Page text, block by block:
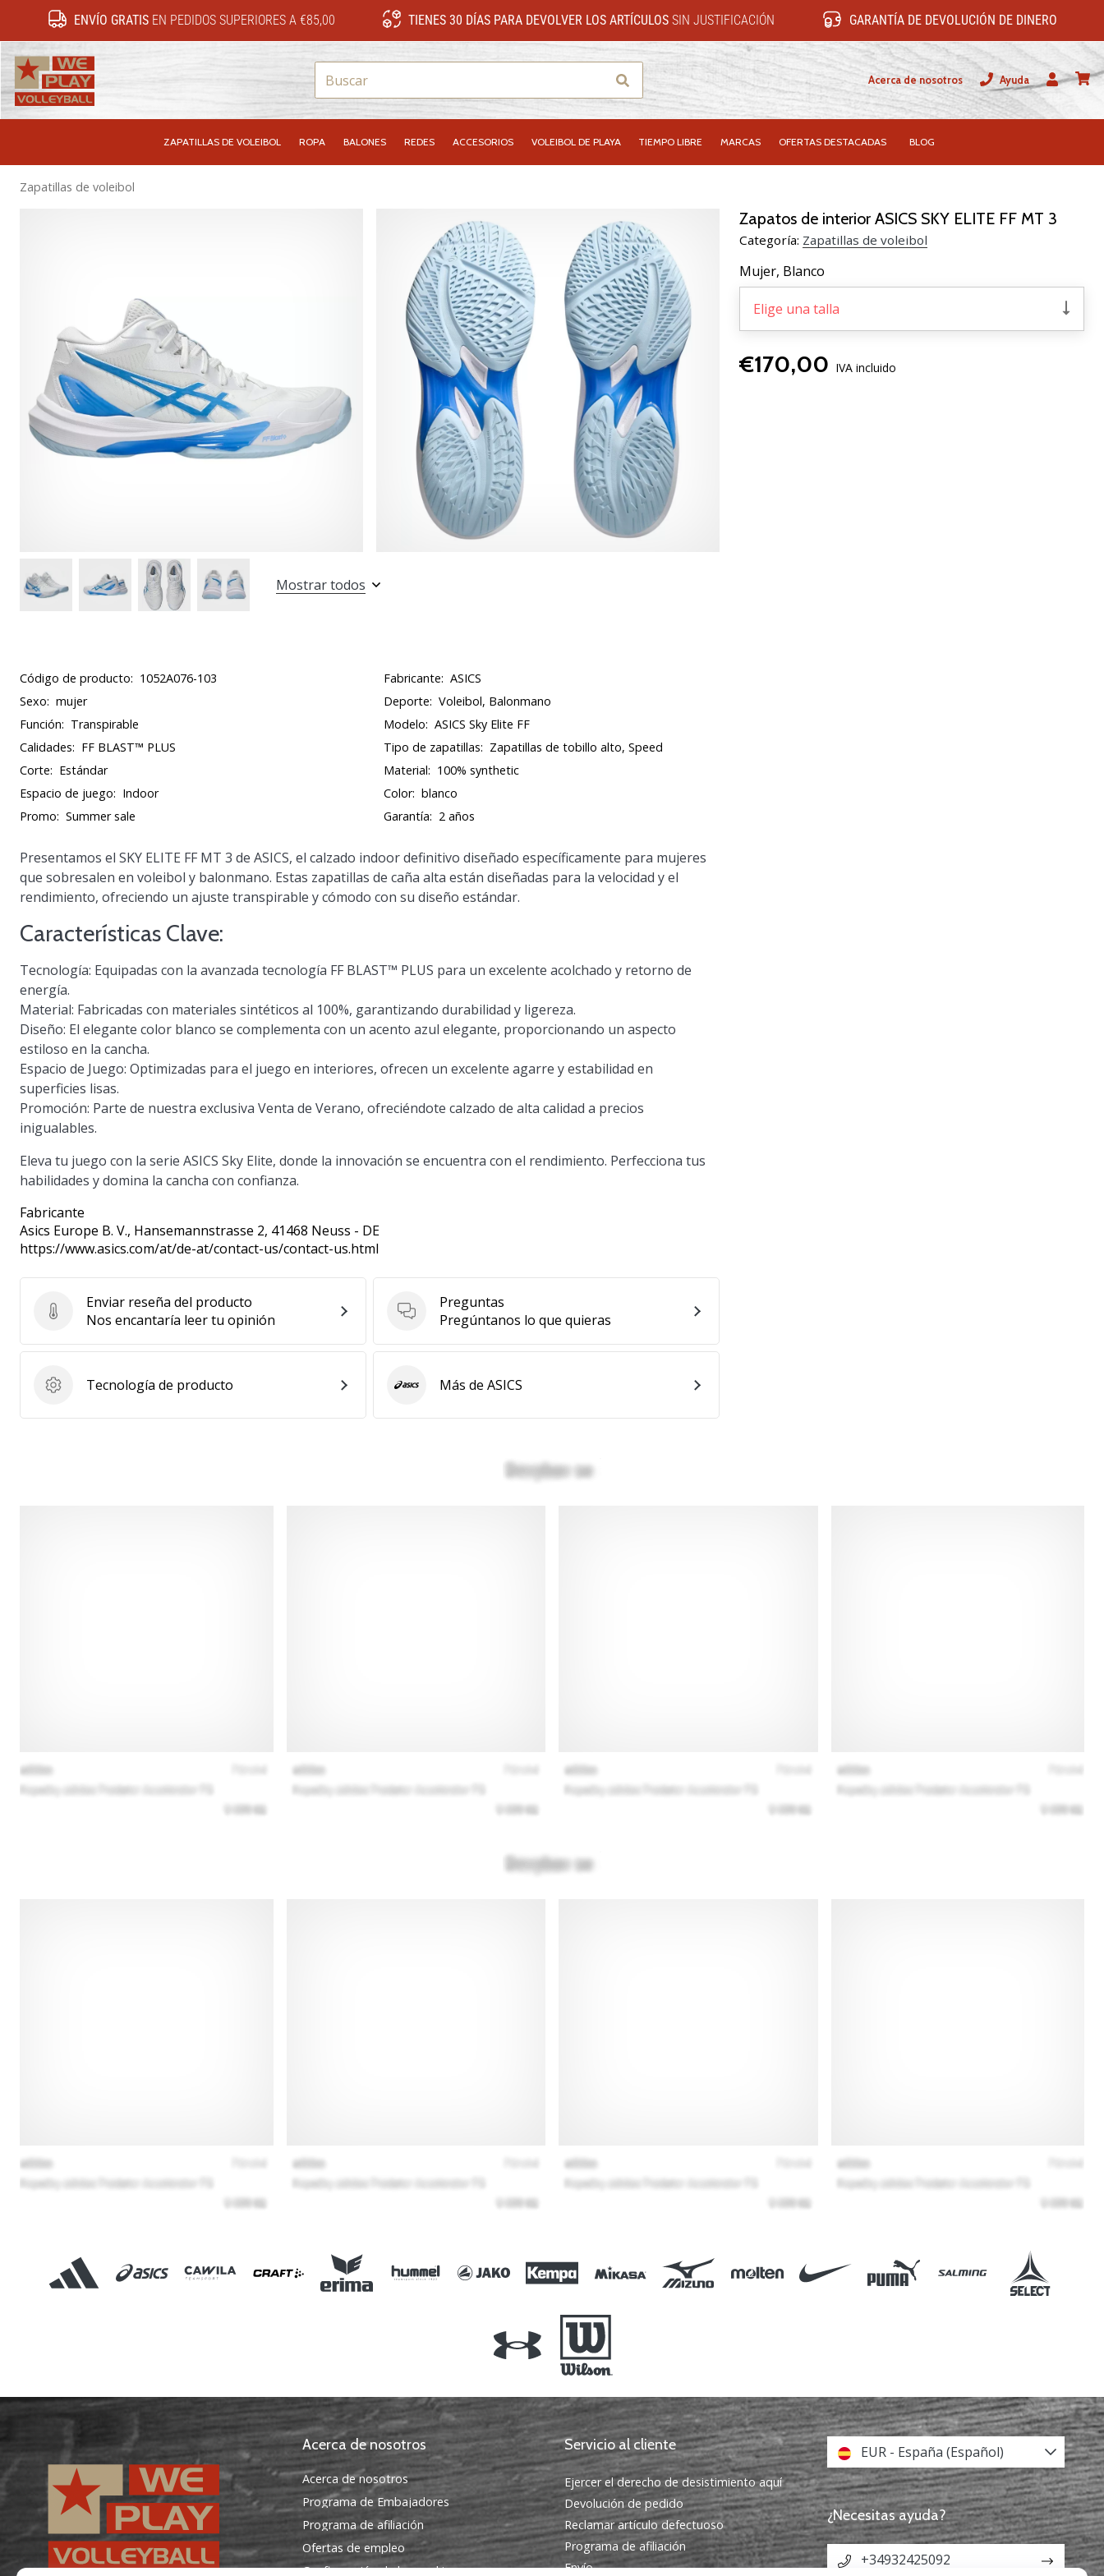
ENVÍO GRATISEN PEDIDOS SUPERIORES A €85,00 TIENES 30 DÍAS PARA DEVOLVER LOS ARTÍCULOS SIN JUSTIFICACIÓN GARANTÍA DE DEVOLUCIÓN DE DINERO
Buscar Acerca de nosotros
Ayuda
Usuario
ZAPATILLAS DE VOLEIBOL ROPA BALONES REDES ACCESORIOS VOLEIBOL DE PLAYA TIEMPO LIBRE MARCAS OFERTAS DESTACADAS BLOG
Zapatillas de voleibol
Zapatos de interior ASICS SKY ELITE FF MT 3
Categoría: Zapatillas de voleibol
Mujer, Blanco
Elige una talla
€170,00 IVA incluido
Mostrar todos
Código de producto: 1052A076-103 Fabricante: ASICS
Sexo: mujer Deporte: Voleibol, Balonmano
Función: Transpirable Modelo: ASICS Sky Elite FF
Calidades: FF BLAST™ PLUS Tipo de zapatillas: Zapatillas de tobillo alto, Speed
Corte: Estándar Material: 100% synthetic
Espacio de juego: Indoor Color: blanco
Promo: Summer sale Garantía: 2 años
Presentamos el SKY ELITE FF MT 3 de ASICS, el calzado indoor definitivo diseñado específicamente para mujeres
que sobresalen en voleibol y balonmano. Estas zapatillas de caña alta están diseñadas para la velocidad y el
rendimiento, ofreciendo un ajuste transpirable y cómodo con su diseño estándar.
Características Clave:
Tecnología: Equipadas con la avanzada tecnología FF BLAST™ PLUS para un excelente acolchado y retorno de
energía.
Material: Fabricadas con materiales sintéticos al 100%, garantizando durabilidad y ligereza.
Diseño: El elegante color blanco se complementa con un acento azul elegante, proporcionando un aspecto
estiloso en la cancha.
Espacio de Juego: Optimizadas para el juego en interiores, ofrecen un excelente agarre y estabilidad en
superficies lisas.
Promoción: Parte de nuestra exclusiva Venta de Verano, ofreciéndote calzado de alta calidad a precios
inigualables.
Eleva tu juego con la serie ASICS Sky Elite, donde la innovación se encuentra con el rendimiento. Perfecciona tus
habilidades y domina la cancha con confianza.
Fabricante
Asics Europe B. V., Hansemannstrasse 2, 41468 Neuss - DE
https://www.asics.com/at/de-at/contact-us/contact-us.html
Enviar reseña del producto
Enviar reseña del producto
Nos encantaría leer tu opinión
Preguntas
Preguntas
Pregúntanos lo que quieras
Tecnología de producto
Tecnología de producto ASICSMás de ASICS
Acerca de nosotros
Acerca de nosotros
Programa de Embajadores
Programa de afiliación
Ofertas de empleo
Configuración de las cookies
Servicio al cliente
Ejercer el derecho de desistimiento aquí
Devolución de pedido
Reclamar artículo defectuoso
Programa de afiliación
Envío
EUR - España (Español)
¿Necesitas ayuda?
+34932425092